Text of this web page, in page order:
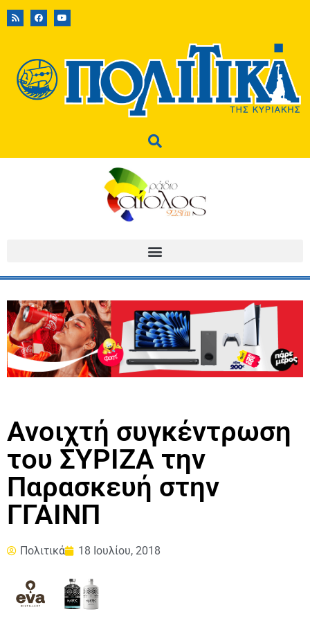
Ανοιχτή συγκέντρωση
του ΣΥΡΙΖΑ την
Παρασκευή στην
ΓΓΑΙΝΠ
Πολιτικά 18 Ιουλίου, 2018